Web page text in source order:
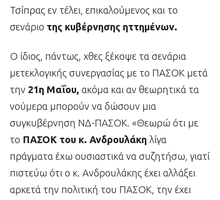
Τσίπρας εν τέλει, επικαλούμενος και το
σενάριο της κυβέρνησης ηττημένων.
Ο ίδιος, πάντως, χθες ξέκοψε τα σενάρια
μετεκλογικής συνεργασίας με το ΠΑΣΟΚ μετά
την 21η Μαΐου, ακόμα και αν θεωρητικά τα
νούμερα μπορούν να δώσουν μια
συγκυβέρνηση ΝΔ-ΠΑΣΟΚ. «Θεωρώ ότι με
το ΠΑΣΟΚ του κ. Ανδρουλάκη λίγα
πράγματα έχω ουσιαστικά να συζητήσω, γιατί
πιστεύω ότι ο κ. Ανδρουλάκης έχει αλλάξει
αρκετά την πολιτική του ΠΑΣΟΚ, την έχει